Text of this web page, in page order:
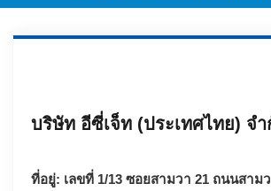
บริษัท อีซี่เจ็ท (ประเทศไทย) จ
ที่อยู่: เลขที่ 1/13 ซอยสามวา 21 ถนนสาม